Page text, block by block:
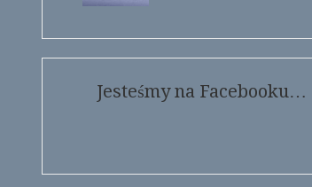
Jesteśmy na Facebooku…